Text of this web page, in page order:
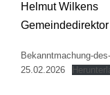
Helmut Wilkens
Gemeindedirektor
Bekanntmachung-
25.02.2026